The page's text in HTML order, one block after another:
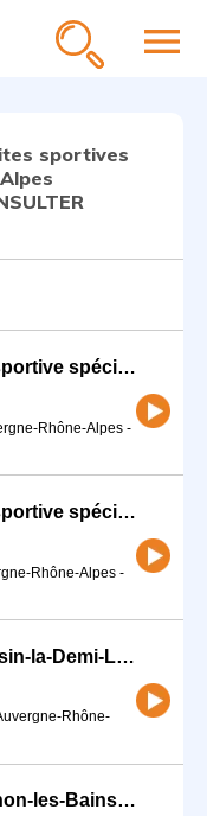
menu
sportives
Educateur sportif / Educatrice sportive spécialisé(e) en activité (H/F)
Rhône-Alpes -
Educateur sportif / Educatrice sportive spécialisé(e) en activité (H/F)
Rhône-Alpes -
Educateur sportif Boxe sur Tassin-la-Demi-Lune (69) (H/F)
Rhône-
Educateur sportif APA sur Thonon-les-Bains (74) (H/F)